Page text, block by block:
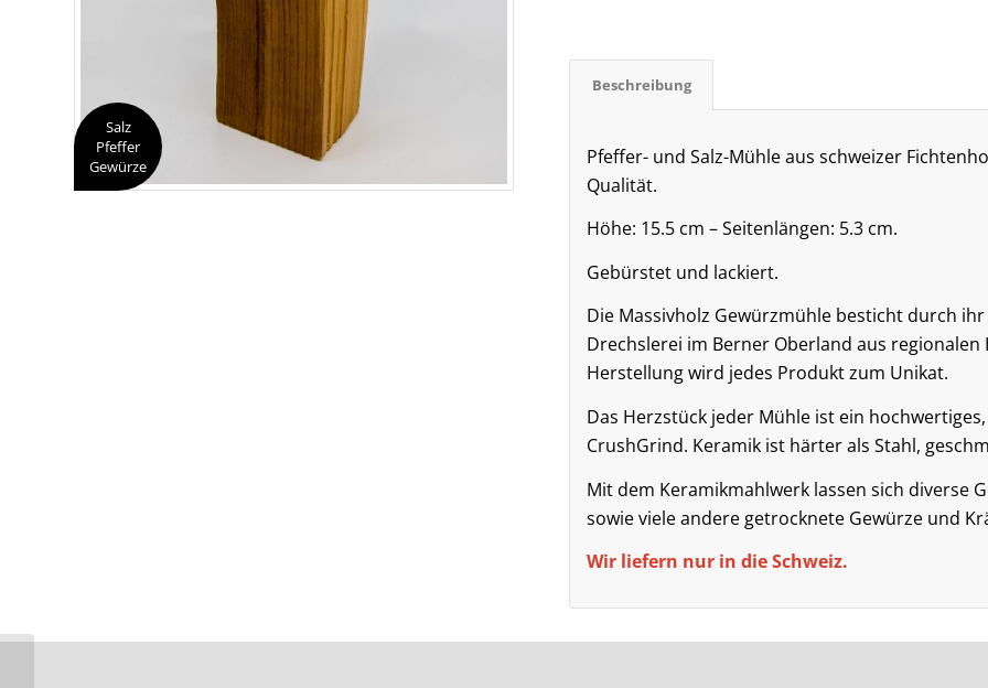
Salz
Pfeffer
Gewürze
Beschreibung
Pfeffer- und Salz-Mühle aus schweizer
Qualität.
Höhe: 15.5 cm – Seitenlängen: 5.3 cm.
Gebürstet und lackiert.
Die Massivholz Gewürzmühle besticht durch
Drechslerei im Berner Oberland aus
Herstellung wird jedes Produkt zum Unikat.
Das Herzstück jeder Mühle ist ein
CrushGrind. Keramik ist härter als Stahl,
Mit dem Keramikmahlwerk lassen sich diverse
sowie viele andere getrocknete Gewürze und
Wir liefern nur in die Schweiz.